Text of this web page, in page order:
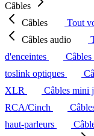
Câbles
Câbles
Tout
Câbles audio
d'enceintes
Câbles
toslink optiques
XLR
Câbles mini
RCA/Cinch
haut-parleurs